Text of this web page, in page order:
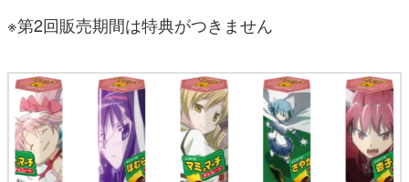
※第2回販売期間は特典がつきません